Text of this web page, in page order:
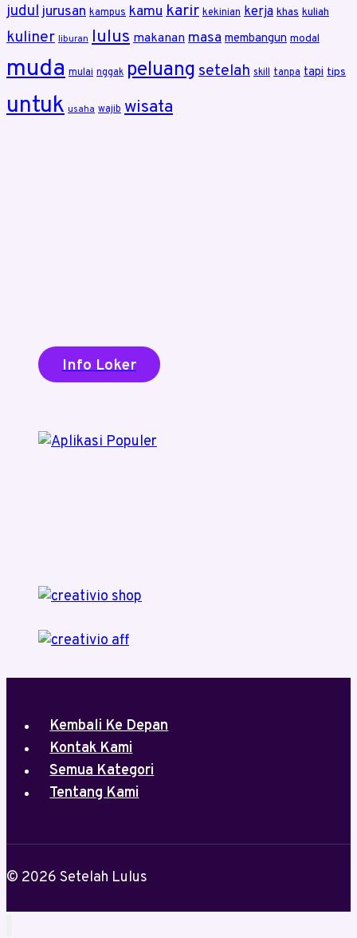
judul jurusan kampus kamu karir kekinian kerja khas kuliah
kuliner liburan lulus makanan masa membangun modal
muda mulai nggak peluang setelah skill tanpa tapi tips
untuk usaha wajib wisata
Info Loker
Kembali Ke Depan
Kontak Kami
Semua Kategori
Tentang Kami
© 2026 Setelah Lulus